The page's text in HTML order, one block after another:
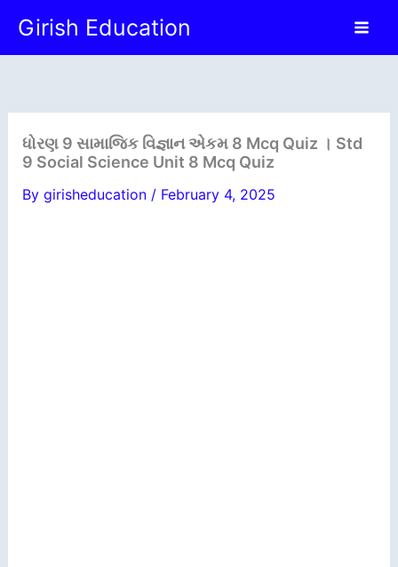
content
Girish Education
ધોરણ 9 સામાજિક વિજ્ઞાન એકમ 8 Mcq Quiz । Std
9 Social Science Unit 8 Mcq Quiz
By girisheducation / February 4, 2025